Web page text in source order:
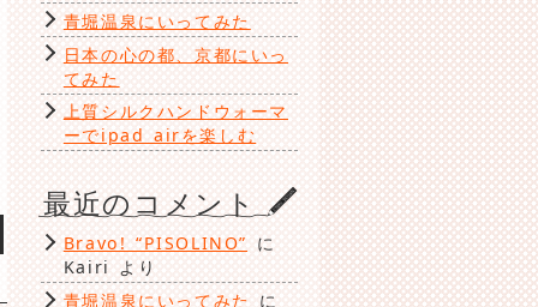
青堀温泉にいってみた
日本の心の都、京都にいっ
てみた
上質シルクハンドウォーマ
ーでipad airを楽しむ
最近のコメント
Bravo! “PISOLINO” に
Kairi より
青堀温泉にいってみた に